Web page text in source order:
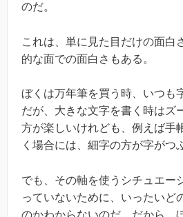
のだ。
これは、単に見た目だけの面白
的な面での面白さもある。
ぼくは万年筆を買う時、いつも
だが、大きな文字を書く時はズ
方が楽しいけれども、例えば手
く場合には、細字の方が字がつ
でも、その軸を使うシチュエー
っていないために、いったいど
のかわからないのだ。だから、